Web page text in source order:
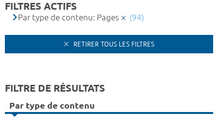
FILTRES ACTIFS
Par type de contenu: Pages (94)
RETIRER TOUS LES FILTRES
FILTRE DE RÉSULTATS
Par type de contenu